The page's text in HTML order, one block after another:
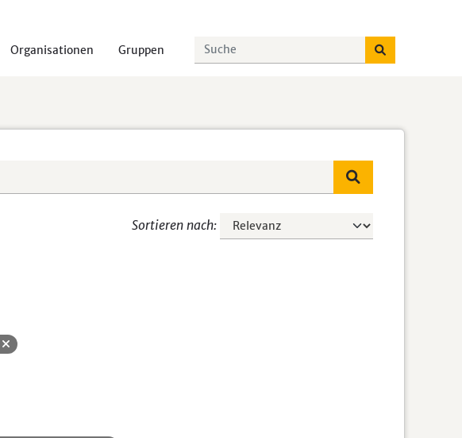
Organisationen Gruppen
Sortieren nach